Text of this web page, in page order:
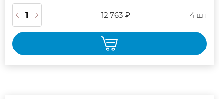
12 763 ₽ 4 шт